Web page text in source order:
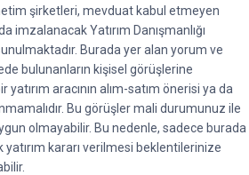
şirketleri, mevduat kabul etmeyen
imzalanacak Yatırım Danışmanlığı
Burada yer alan yorum ve
bulunanların kişisel görüşlerine
aracının alım-satım önerisi ya da
Bu görüşler mali durumunuz ile
olmayabilir. Bu nedenle, sadece burada
kararı verilmesi beklentilerinize